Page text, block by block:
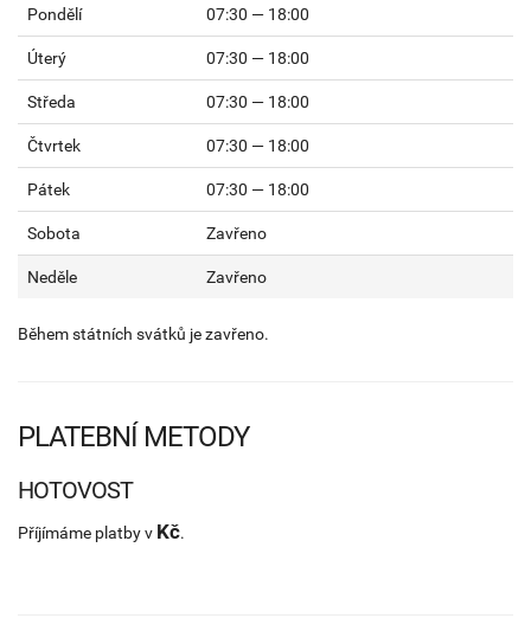
Pondělí 07:30 — 18:00
Úterý 07:30 — 18:00
Středa 07:30 — 18:00
Čtvrtek 07:30 — 18:00
Pátek 07:30 — 18:00
Sobota Zavřeno
Neděle Zavřeno
Během státních svátků je zavřeno.
PLATEBNÍ METODY
HOTOVOST
Příjímáme platby v Kč.